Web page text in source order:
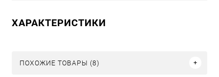
ХАРАКТЕРИСТИКИ
ПОХОЖИЕ ТОВАРЫ (8)